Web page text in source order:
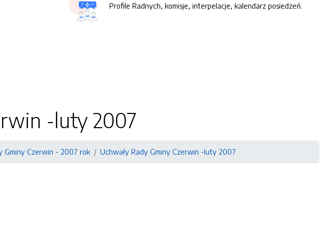
Profile Radnych, komisje, interpelacje, kalendarz posiedzeń.
-luty 2007
Gminy Czerwin - 2007 rok Uchwały Rady Gminy Czerwin -luty 2007